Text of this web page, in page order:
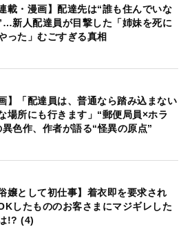
連載・漫画】配達先は“誰も住んでいな
新人配達員が目撃した「姉妹を死に
った」むごすぎる真相
画】「配達員は、普通なら踏み込まない
場所にも行きます」“郵便局員×ホラ
異色作、作者が語る“怪異の原点”
俗嬢として初仕事】着衣即を要求され
したもののお客さまにマジギレした
!? (4)